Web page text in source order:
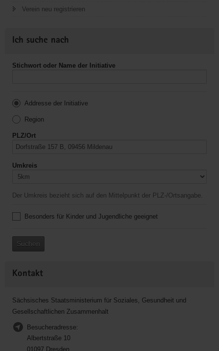
Verein neu registrieren
Ich suche nach
Stichwort oder Name der Initiative
Addresse der Initiative
Region
PLZ/Ort
Umkreis
Der Umkreis bezieht sich auf den Mittelpunkt der PLZ-/Ortsangabe.
Besonders für Kinder und Jugendliche geeignet
Suchen
Kontakt
Sächsisches Staatsministerium für Soziales, Gesundheit und
Gesellschaftlichen Zusammenhalt
Besucheradresse:
Albertstraße 10
01097 Dresden